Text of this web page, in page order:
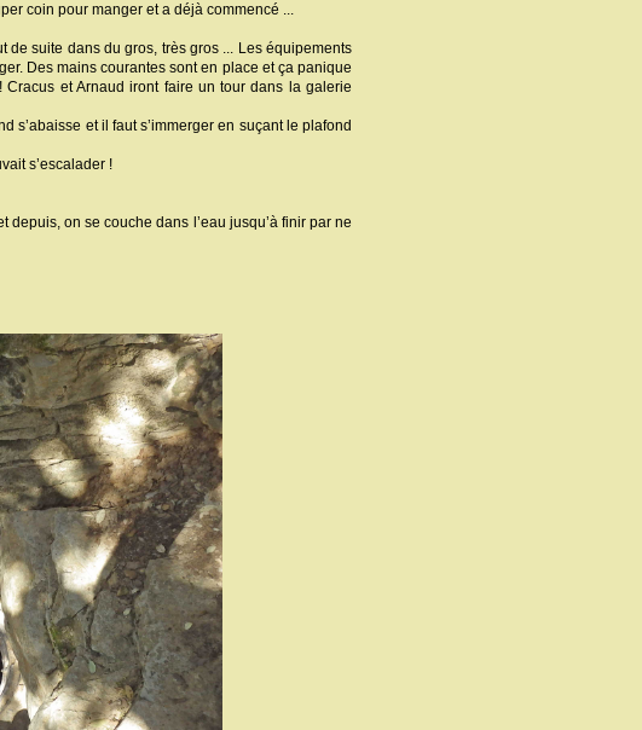
coin pour manger et a déjà commencé ...
de suite dans du gros, très gros ... Les équipements
Des mains courantes sont en place et ça panique
et Arnaud iront faire un tour dans la galerie
s’abaisse et il faut s’immerger en suçant le plafond
s’escalader !
on se couche dans l’eau jusqu’à finir par ne